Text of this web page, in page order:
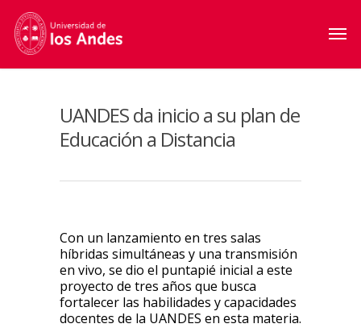
UANDES da inicio a su plan de
Educación a Distancia
Con un lanzamiento en tres salas
híbridas simultáneas y una transmisión
en vivo, se dio el puntapié inicial a este
proyecto de tres años que busca
fortalecer las habilidades y capacidades
docentes de la UANDES en esta materia.